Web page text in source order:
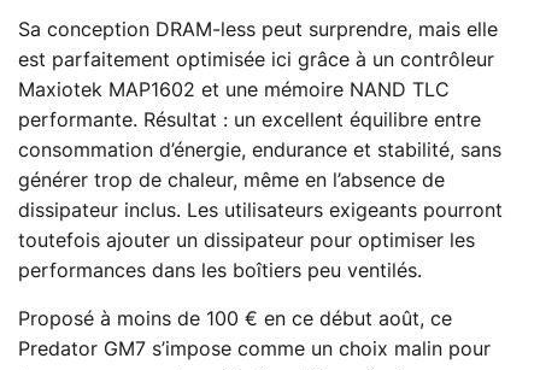
Sa conception DRAM-less peut surprendre, mais elle
est parfaitement optimisée ici grâce à un contrôleur
Maxiotek MAP1602 et une mémoire NAND TLC
performante. Résultat : un excellent équilibre entre
consommation d’énergie, endurance et stabilité, sans
générer trop de chaleur, même en l’absence de
dissipateur inclus. Les utilisateurs exigeants pourront
toutefois ajouter un dissipateur pour optimiser les
performances dans les boîtiers peu ventilés.
Proposé à moins de 100 € en ce début août, ce
Predator GM7 s’impose comme un choix malin pour